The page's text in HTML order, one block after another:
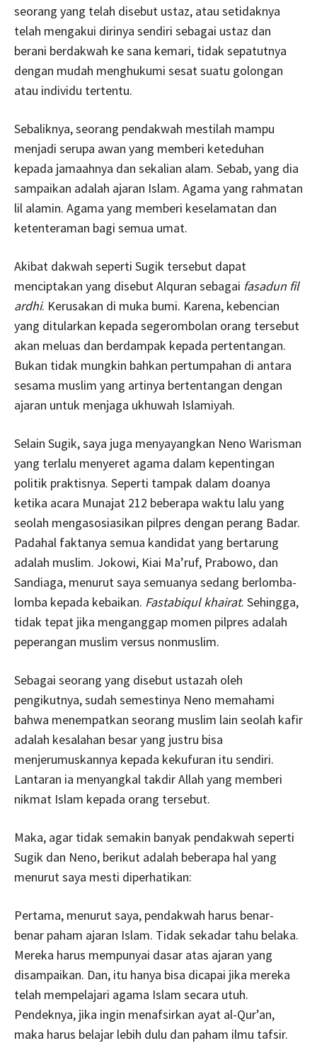
seorang yang telah disebut ustaz, atau setidaknya
telah mengakui dirinya sendiri sebagai ustaz dan
berani berdakwah ke sana kemari, tidak sepatutnya
dengan mudah menghukumi sesat suatu golongan
atau individu tertentu.
Sebaliknya, seorang pendakwah mestilah mampu
menjadi serupa awan yang memberi keteduhan
kepada jamaahnya dan sekalian alam. Sebab, yang dia
sampaikan adalah ajaran Islam. Agama yang rahmatan
lil alamin. Agama yang memberi keselamatan dan
ketenteraman bagi semua umat.
Akibat dakwah seperti Sugik tersebut dapat
menciptakan yang disebut Alquran sebagai fasadun fil
ardhi. Kerusakan di muka bumi. Karena, kebencian
yang ditularkan kepada segerombolan orang tersebut
akan meluas dan berdampak kepada pertentangan.
Bukan tidak mungkin bahkan pertumpahan di antara
sesama muslim yang artinya bertentangan dengan
ajaran untuk menjaga ukhuwah Islamiyah.
Selain Sugik, saya juga menyayangkan Neno Warisman
yang terlalu menyeret agama dalam kepentingan
politik praktisnya. Seperti tampak dalam doanya
ketika acara Munajat 212 beberapa waktu lalu yang
seolah mengasosiasikan pilpres dengan perang Badar.
Padahal faktanya semua kandidat yang bertarung
adalah muslim. Jokowi, Kiai Ma’ruf, Prabowo, dan
Sandiaga, menurut saya semuanya sedang berlomba-
lomba kepada kebaikan. Fastabiqul khairat. Sehingga,
tidak tepat jika menganggap momen pilpres adalah
peperangan muslim versus nonmuslim.
Sebagai seorang yang disebut ustazah oleh
pengikutnya, sudah semestinya Neno memahami
bahwa menempatkan seorang muslim lain seolah kafir
adalah kesalahan besar yang justru bisa
menjerumuskannya kepada kekufuran itu sendiri.
Lantaran ia menyangkal takdir Allah yang memberi
nikmat Islam kepada orang tersebut.
Maka, agar tidak semakin banyak pendakwah seperti
Sugik dan Neno, berikut adalah beberapa hal yang
menurut saya mesti diperhatikan:
Pertama, menurut saya, pendakwah harus benar-
benar paham ajaran Islam. Tidak sekadar tahu belaka.
Mereka harus mempunyai dasar atas ajaran yang
disampaikan. Dan, itu hanya bisa dicapai jika mereka
telah mempelajari agama Islam secara utuh.
Pendeknya, jika ingin menafsirkan ayat al-Qur’an,
maka harus belajar lebih dulu dan paham ilmu tafsir.